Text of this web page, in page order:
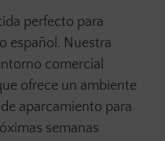
perfecto para
español. Nuestra
comercial
ofrece un ambiente
aparcamiento para
semanas